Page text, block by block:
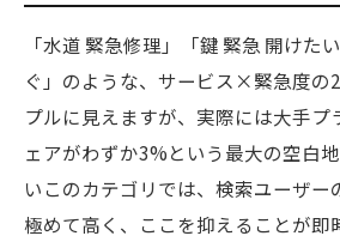
「水道 緊急修理」「鍵 緊急 開けた
ぐ」のような、サービス×緊急度の
プルに見えますが、実際には大手プ
ェアがわずか3%という最大の空白
いこのカテゴリでは、検索ユーザー
極めて高く、ここを抑えることが即